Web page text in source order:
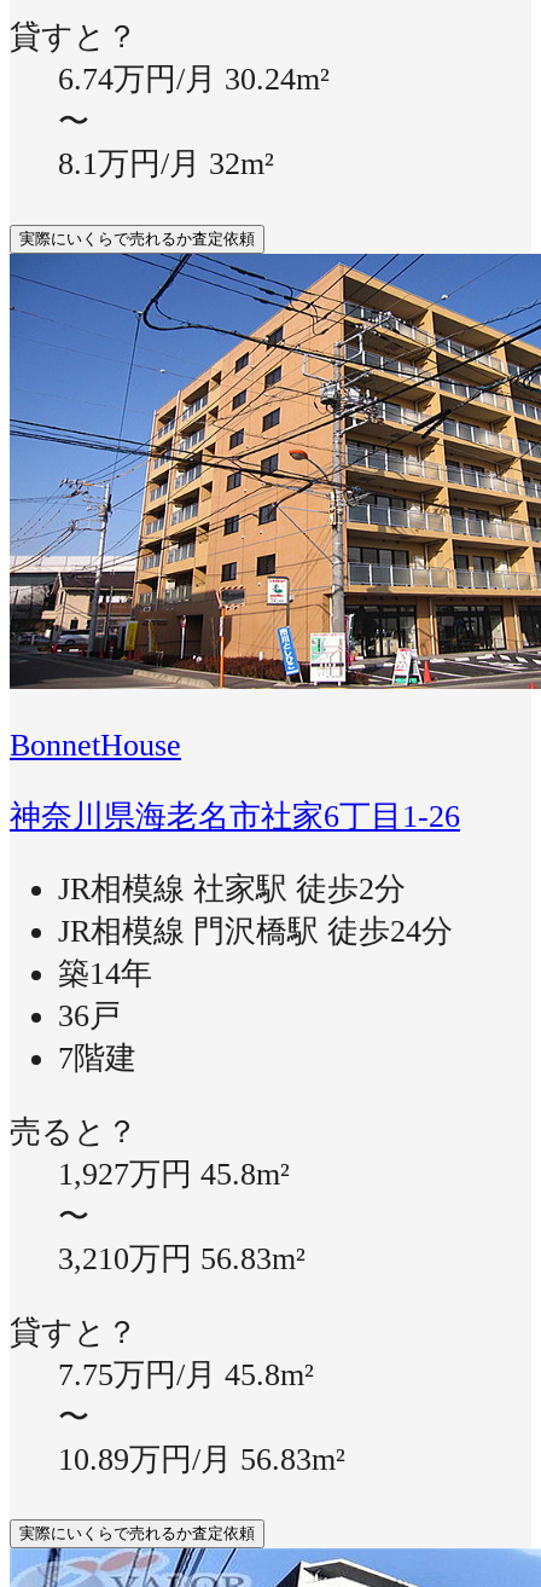
貸すと？
6.74万円/月 30.24m²
〜
8.1万円/月 32m²
実際にいくらで売れるか査定依頼
BonnetHouse
神奈川県海老名市社家6丁目1-26
JR相模線 社家駅 徒歩2分
JR相模線 門沢橋駅 徒歩24分
築14年
36戸
7階建
売ると？
1,927万円 45.8m²
〜
3,210万円 56.83m²
貸すと？
7.75万円/月 45.8m²
〜
10.89万円/月 56.83m²
実際にいくらで売れるか査定依頼